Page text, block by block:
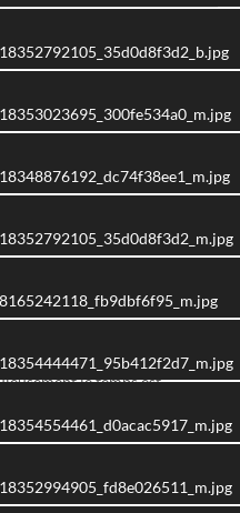
le temps est